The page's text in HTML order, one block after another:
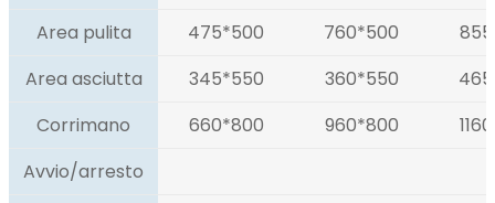
Area pulita 475*500 760*500
Area asciutta
345*550 360*550
Corrimano
660*800 960*800
Avvio/arresto